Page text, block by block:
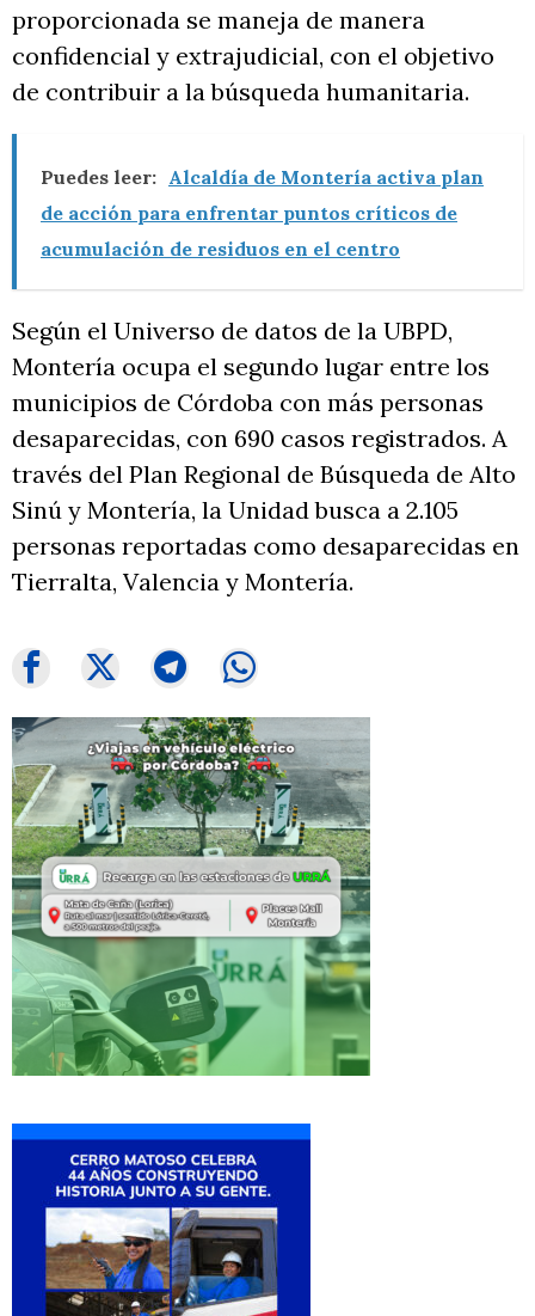
proporcionada se maneja de manera
confidencial y extrajudicial, con el objetivo
de contribuir a la búsqueda humanitaria.
Puedes leer: Alcaldía de Montería activa plan
de acción para enfrentar puntos críticos de
acumulación de residuos en el centro
Según el Universo de datos de la UBPD,
Montería ocupa el segundo lugar entre los
municipios de Córdoba con más personas
desaparecidas, con 690 casos registrados. A
través del Plan Regional de Búsqueda de Alto
Sinú y Montería, la Unidad busca a 2.105
personas reportadas como desaparecidas en
Tierralta, Valencia y Montería.